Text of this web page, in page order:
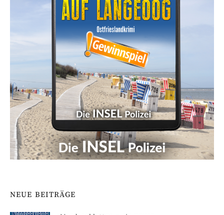
NEUE BEITRÄGE